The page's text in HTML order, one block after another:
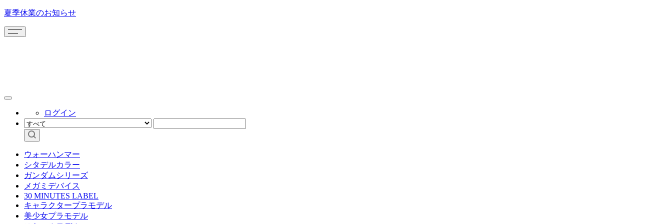
夏季休業のお知らせ
ログイン
ウォーハンマー
シタデルカラー
ガンダムシリーズ
メガミデバイス
30 MINUTES LABEL
キャラクタープラモデル
美少女プラモデル